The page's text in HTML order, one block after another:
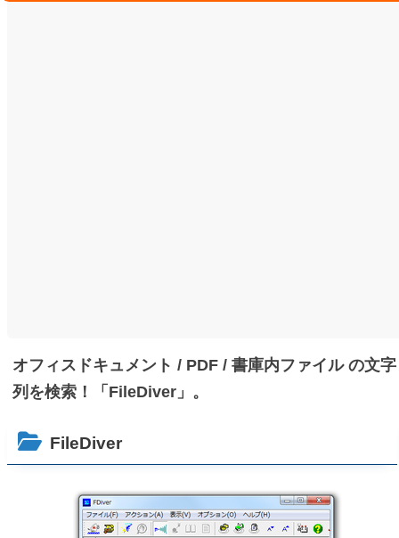
オフィスドキュメント / PDF / 書庫内ファイル の文字
列を検索！「FileDiver」。
FileDiver